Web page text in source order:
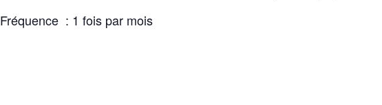
Fréquence : 1 fois par mois